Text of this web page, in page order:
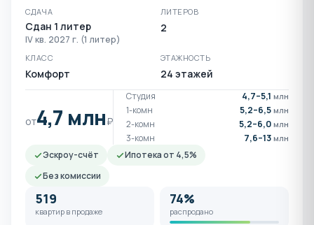
СДАЧА
Сдан 1 литер
IV кв. 2027 г. (1 литер)
ЛИТЕРОВ
2
КЛАСС
Комфорт
ЭТАЖНОСТЬ
24 этажей
от4,7 млн₽
Студия 4,7–5,1 млн
1-комн 5,2–6,5 млн
2-комн 5,2–6,0 млн
3-комн 7,6–13 млн
Эскроу-счёт
Ипотека от 4,5%
Без комиссии
519
квартир в продаже
74%
распродано